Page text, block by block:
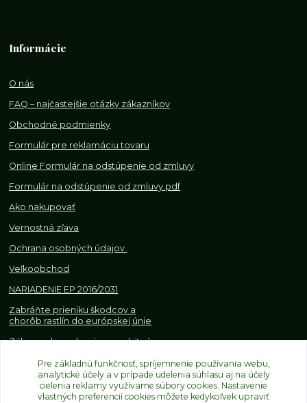
Informácie
O nás
FAQ – najčastejšie otázky zákazníkov
Obchodné podmienky
Formulár pre reklamáciu tovaru
Online Formulár na odstúpenie od zmluvy
Formulár na odstúpenie od zmluvy pdf
Ako nakupovať
Vernostná zľava
Ochrana osobných údajov
Veľkoobchod
NARIADENIE EP 2016/2031
Zabráňte prieniku škodcov a
chorôb rastlín do európskej únie
Zákazy, obmedzenia a osobitné
obchodovaní s rastlinami
Pre základnú funkčnosť, spríjemnenie používania webu,
analytické účely a v prípade udelenia súhlasu aj na účely
cielenia reklamy využívame súbory cookies. Nastavenie
vlastných preferencií cookies môžete kedykoľvek upraviť